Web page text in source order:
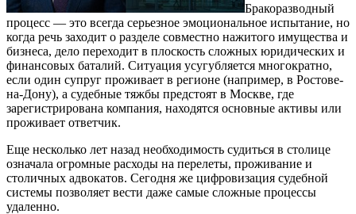
Бракоразводный
процесс — это всегда серьезное эмоциональное испытание, но
когда речь заходит о разделе совместно нажитого имущества и
бизнеса, дело переходит в плоскость сложных юридических и
финансовых баталий. Ситуация усугубляется многократно,
если один супруг проживает в регионе (например, в Ростове-
на-Дону), а судебные тяжбы предстоят в Москве, где
зарегистрирована компания, находятся основные активы или
проживает ответчик.
Еще несколько лет назад необходимость судиться в столице
означала огромные расходы на перелеты, проживание и
столичных адвокатов. Сегодня же цифровизация судебной
системы позволяет вести даже самые сложные процессы
удаленно.